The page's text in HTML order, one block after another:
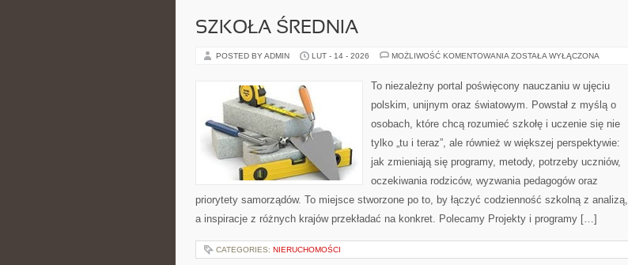
SZKOŁA ŚREDNIA
POSTED BY ADMIN LUT - 14 - 2026 MOŻLIWOŚĆ KOMENTOWANIA SZKOŁA
ZOSTAŁA WYŁĄCZONA
To niezależny portal poświęcony nauczaniu w ujęciu
polskim, unijnym oraz światowym. Powstał z myślą o
osobach, które chcą rozumieć szkołę i uczenie się nie
tylko „tu i teraz”, ale również w większej perspektywie:
jak zmieniają się programy, metody, potrzeby uczniów,
oczekiwania rodziców, wyzwania pedagogów oraz
priorytety samorządów. To miejsce stworzone po to, by łączyć codzienność szkolną z analizą,
a inspiracje z różnych krajów przekładać na konkret. Polecamy Projekty i programy […]
CATEGORIES: NIERUCHOMOŚCI